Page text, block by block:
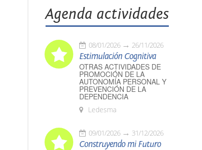
Agenda actividades
08/01/2026 26/11/2026
Estimulación Cognitiva
OTRAS ACTIVIDADES DE
PROMOCIÓN DE LA
AUTONOMÍA PERSONAL Y
PREVENCIÓN DE LA
DEPENDENCIA
Ledesma
09/01/2026 31/12/2026
Construyendo mi Futuro